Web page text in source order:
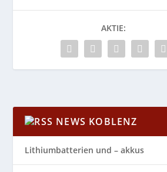
AKTIE:
NEWS KOBLENZ
Lithiumbatterien und – akkus